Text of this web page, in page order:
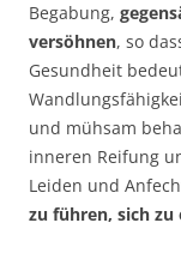
Begabung,
versöhnen, so
Gesundheit
und mühsam
inneren Reifung
Leiden und
zu führen, sich